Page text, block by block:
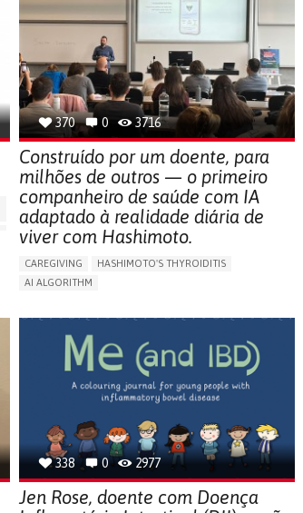
SWELLING IN THE LOWER EXTREMITIES (EDEMA)
URINARY URGENCY AT NIGHT (NOCTURIA)
TO IMPROVE TREATMENT/THERAPY
PREVENTING (VACCINATION, PROTECTION, FALLS,
RESEARCH/MAPPING)
NEPHROLOGY
SLOVENIA
370 0 3716
Construído por um doente, para
milhões de outros — o primeiro
companheiro de saúde com IA
adaptado à realidade diária de
viver com Hashimoto.
CAREGIVING
HASHIMOTO'S THYROIDITIS
AI ALGORITHM
ENHANCING HEALTH LITERACY
MANAGE MEDICATION
RAISE AWARENESS
CAREGIVING SUPPORT
ENDOCRINOLOGY
MONTENEGRO
338 0 2977
Jen Rose, doente com Doença